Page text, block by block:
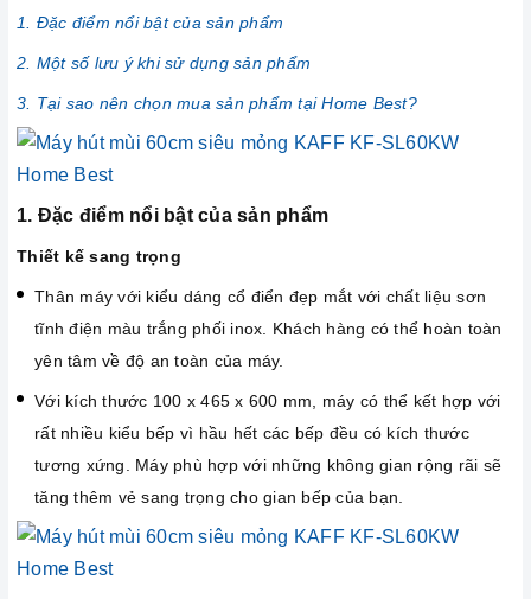
1. Đặc điểm nổi bật của sản phẩm
2. Một số lưu ý khi sử dụng sản phẩm
3. Tại sao nên chọn mua sản phẩm tại Home Best?
1. Đặc điểm nổi bật của sản phẩm
Thiết kế sang trọng
Thân máy với kiểu dáng cổ điển đẹp mắt với chất liệu sơn
tĩnh điện màu trắng phối inox. Khách hàng có thể hoàn toàn
yên tâm về độ an toàn của máy.
Với kích thước 100 x 465 x 600 mm, máy có thể kết hợp với
rất nhiều kiểu bếp vì hầu hết các bếp đều có kích thước
tương xứng. Máy phù hợp với những không gian rộng rãi sẽ
tăng thêm vẻ sang trọng cho gian bếp của bạn.